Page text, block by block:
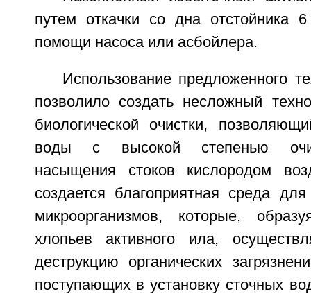
путем откачки со дна отстойника
помощи насоса или асбойлера.
Использование предложенного
позволило создать несложный
биологической очистки,
воды с высокой степенью
насыщения стоков кислородом
создается благоприятная среда
микроорганизмов, которые,
хлопьев активного ила,
деструкцию органических
поступающих в установку сточных